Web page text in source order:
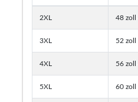
2XL 48 zoll
3XL 52
4XL 56
5XL 60 zoll